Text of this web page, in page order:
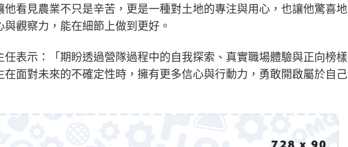
看見農業不只是辛苦，更是一種對土地的專注與用心，也讓他驚喜地
觀察力，能在細節上做到更好。
任表示：「期盼透過營隊過程中的自我探索、真實職場體驗與正向榜樣
在面對未來的不確定性時，擁有更多信心與行動力，勇敢開啟屬於自己